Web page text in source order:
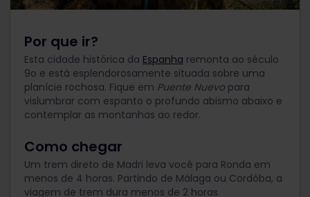
Por que ir?
Esta cidade histórica da Espanha remonta ao século
9o e está esplendorosamente situada sobre uma
planície rochosa. Fique em Puente Nuevo para
vislumbrar com espanto o profundo abismo abaixo e
contemplar as montanhas ao redor.
Como chegar
Um trem direto de Madri leva você para Ronda em
menos de 4 horas. Partindo de Málaga ou Cordóba, a
viagem de trem dura menos de 2 horas.